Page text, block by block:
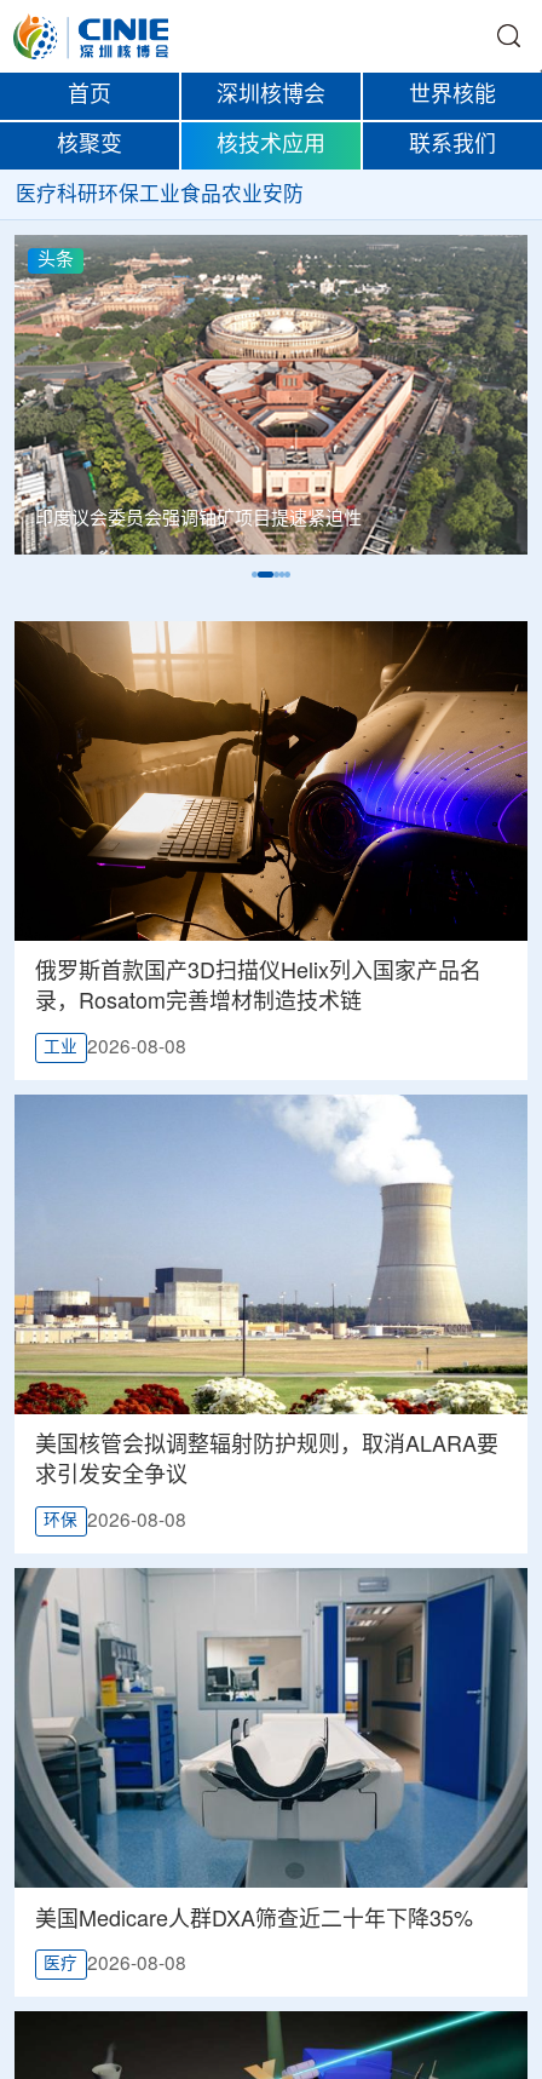
首页 深圳核博会 世界核能
核聚变 核技术应用 联系我们
医疗科研环保工业食品农业安防
头条
中核辐智正式设立 中国同辐持股90%打通核医疗全产业链
俄罗斯首款国产3D扫描仪Helix列入国家产品名
录，Rosatom完善增材制造技术链
工业 2026-08-08
美国核管会拟调整辐射防护规则，取消ALARA要
求引发安全争议
环保 2026-08-08
美国Medicare人群DXA筛查近二十年下降35%
医疗 2026-08-08